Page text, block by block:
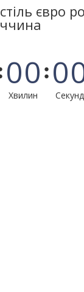
євро
00
Хвилин
0
Секунд